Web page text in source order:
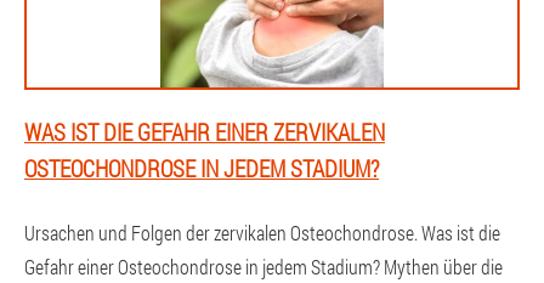
WAS IST DIE GEFAHR EINER ZERVIKALEN
OSTEOCHONDROSE IN JEDEM STADIUM?
Ursachen und Folgen der zervikalen Osteochondrose. Was ist die
Gefahr einer Osteochondrose in jedem Stadium? Mythen über die